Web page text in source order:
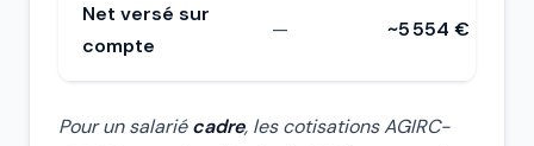
Net versé sur
compte
— ~5 554 €
Pour un salariécadre, les cotisations AGIRC-